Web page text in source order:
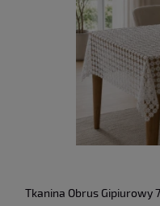
Tkanina Obrus Gipiurowy